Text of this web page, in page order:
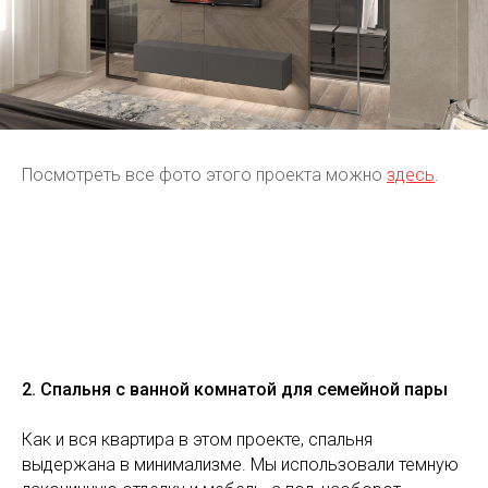
Посмотреть все фото этого проекта можно здесь.
2. Спальня с ванной комнатой для семейной пары
Как и вся квартира в этом проекте, спальня
выдержана в минимализме. Мы использовали темную